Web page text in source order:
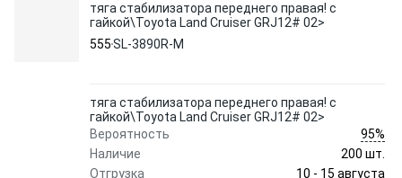
тяга стабилизатора переднего правая! с
гайкой\Toyota Land Cruiser GRJ12# 02>
555SL-3890R-M
тяга стабилизатора переднего правая! с
гайкой\Toyota Land Cruiser GRJ12# 02>
Вероятность
95%
Наличие
200 шт.
Отгрузка
10 - 15 августа